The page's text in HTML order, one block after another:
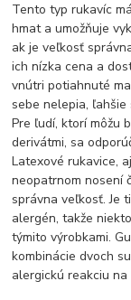
Tento typ rukavíc
hmat a umožňuje
ak je veľkosť
ich nízka cena a
vnútri potiahnuté
sebe nelepia,
Pre ľudí, ktorí môžu
derivátmi, sa
Latexové rukavice,
neopatrnom nosení
správna veľkosť. Je
alergén, takže
týmito výrobkami.
kombinácie dvoch
alergickú reakciu na